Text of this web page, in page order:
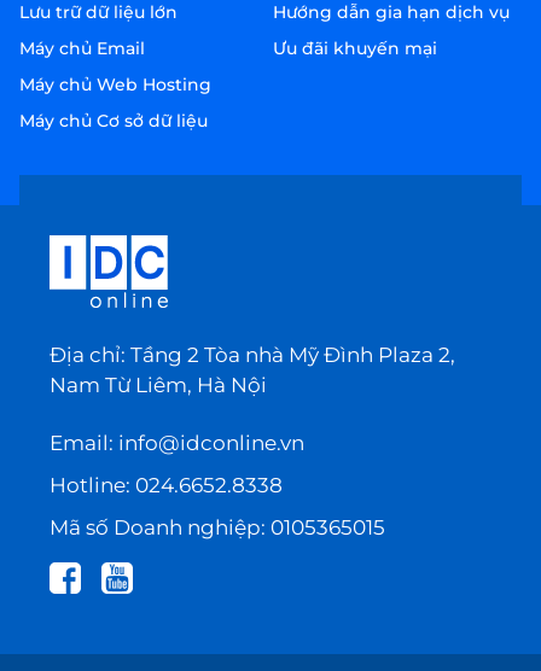
Lưu trữ dữ liệu lớn
Máy chủ Email
Máy chủ Web Hosting
Máy chủ Cơ sở dữ liệu
Hướng dẫn gia hạn dịch vụ
Ưu đãi khuyến mại
Địa chỉ: Tầng 2 Tòa nhà Mỹ Đình Plaza 2,
Nam Từ Liêm, Hà Nội
Email: info@idconline.vn
Hotline: 024.6652.8338
Mã số Doanh nghiệp: 0105365015